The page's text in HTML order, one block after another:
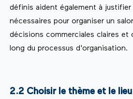
définis aident également à
nécessaires pour organiser un
décisions commerciales claires et
long du processus d'organisation.
2.2 Choisir le thème et le